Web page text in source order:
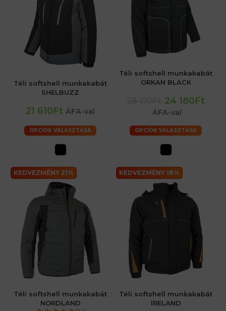
Téli softshell munkakabát
SHELBUZZ
21 610Ft ÁFA-val
OPCIÓK VÁLASZTÁSA
Téli softshell munkakabát
ORKAN BLACK
24 180Ft
ÁFA-val
OPCIÓK VÁLASZTÁSA
KEDVEZMÉNY 21%
Téli softshell munkakabát
NORDLAND
KEDVEZMÉNY 18%
Téli softshell munkakabát
IRELAND